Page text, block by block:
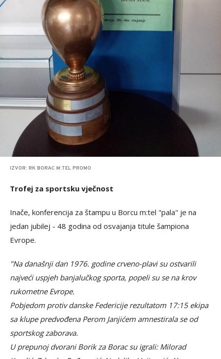
IZVOR: RK BORAC M:TEL PROMO
Trofej za sportsku vječnost
Inače, konferencija za štampu u Borcu m:tel "pala" je na
jedan jubilej - 48 godina od osvajanja titule šampiona
Evrope.
"Na današnji dan 1976. godine crveno-plavi su ostvarili
najveći uspjeh banjalučkog sporta, popeli su se na krov
rukometne Evrope.
Pobjedom protiv danske Federicije rezultatom 17:15 ekipa
sa klupe predvođena Perom Janjićem amnestirala se od
sportskog zaborava.
U prepunoj dvorani Borik za Borac su igrali: Milorad